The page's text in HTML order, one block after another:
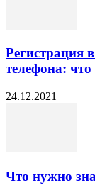
Регистрация
телефона: что
24.12.2021
Что нужно